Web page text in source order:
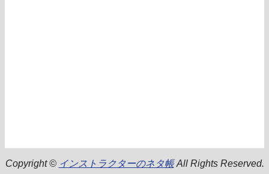
Copyright © インストラクターのネタ帳All Rights Reserved.